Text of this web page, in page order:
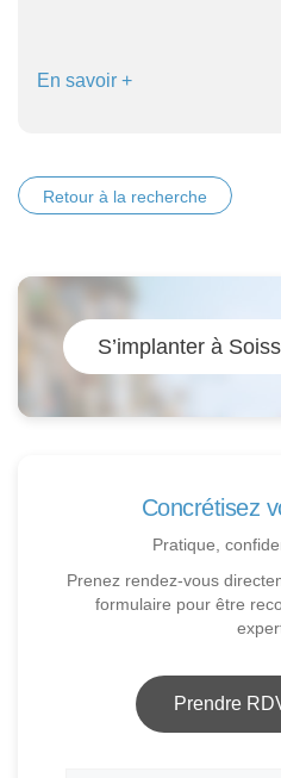
En savoir +
Retour à la recherche
S’implanter à
Concrétisez
Pratique,
Prenez rendez-vous
formulaire pour être
Prendre